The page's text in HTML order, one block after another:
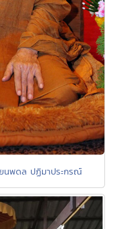
นพดล ปฏิมาประกรณ์